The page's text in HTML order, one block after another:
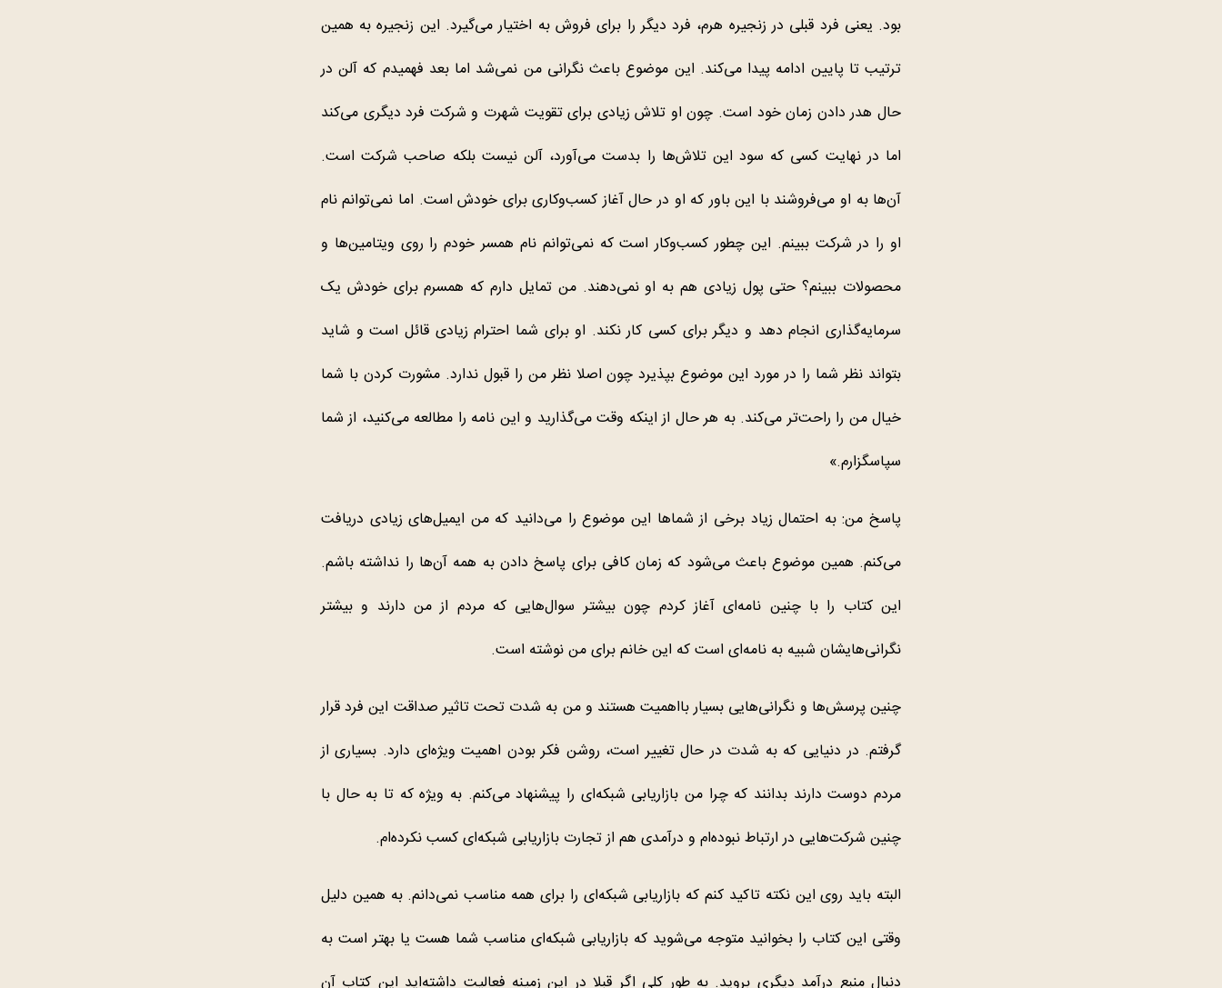
بود. یعنی فرد قبلی در زنجیره هرم، فرد دیگر را برای فروش به اختیار می‌گیرد. این زنجیره به همین
ترتیب تا پایین ادامه پیدا می‌کند. این موضوع باعث نگرانی من نمی‌شد اما بعد فهمیدم که آلن در
حال هدر دادن زمان خود است. چون او تلاش زیادی برای تقویت شهرت و شرکت فرد دیگری می‌کند
اما در نهایت کسی که سود این تلاش‌ها را بدست می‌آورد، آلن نیست بلکه صاحب شرکت است.
آن‌ها به او می‌فروشند با این باور که او در حال آغاز کسب‌وکاری برای خودش است. اما نمی‌توانم نام
او را در شرکت ببینم. این چطور کسب‌وکار است که نمی‌توانم نام همسر خودم را روی ویتامین‌ها و
محصولات ببینم؟ حتی پول زیادی هم به او نمی‌دهند. من تمایل دارم که همسرم برای خودش یک
سرمایه‌گذاری انجام دهد و دیگر برای کسی کار نکند. او برای شما احترام زیادی قائل است و شاید
بتواند نظر شما را در مورد این موضوع بپذیرد چون اصلا نظر من را قبول ندارد. مشورت کردن با شما
خیال من را راحت‌تر می‌کند. به هر حال از اینکه وقت می‌گذارید و این نامه را مطالعه می‌کنید، از شما
سپاسگزارم.»
پاسخ من:به احتمال زیاد برخی از شماها این موضوع را می‌دانید که من ایمیل‌های زیادی دریافت
می‌کنم. همین موضوع باعث می‌شود که زمان کافی برای پاسخ دادن به همه آن‌ها را نداشته باشم.
این کتاب را با چنین نامه‌ای آغاز کردم چون بیشتر سوال‌هایی که مردم از من دارند و بیشتر
نگرانی‌هایشان شبیه به نامه‌ای است که این خانم برای من نوشته است.
چنین پرسش‌ها و نگرانی‌هایی بسیار بااهمیت هستند و من به شدت تحت تاثیر صداقت این فرد قرار
گرفتم. در دنیایی که به شدت در حال تغییر است، روشن ‌فکر بودن اهمیت ویژه‌ای دارد. بسیاری از
مردم دوست دارند بدانند که چرا من بازاریابی شبکه‌ای را پیشنهاد می‌کنم. به ویژه که تا به حال با
چنین شرکت‌هایی در ارتباط نبوده‌ام و درآمدی هم از تجارت بازاریابی شبکه‌ای کسب نکرده‌ام.
البته باید روی این نکته تاکید کنم که بازاریابی شبکه‌ای را برای همه مناسب نمی‌دانم. به همین دلیل
وقتی این کتاب را بخوانید متوجه می‌شوید که بازاریابی شبکه‌ای مناسب شما هست یا بهتر است به